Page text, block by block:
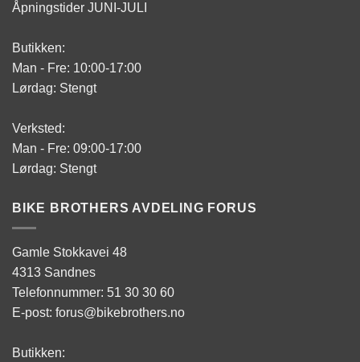
Åpningstider JUNI-JULI
Butikken:
Man - Fre: 10:00-17:00
Lørdag: Stengt
Verksted:
Man - Fre: 09:00-17:00
Lørdag: Stengt
BIKE BROTHERS AVDELING FORUS
Gamle Stokkavei 48
4313 Sandnes
Telefonnummer: 51 30 30 60
E-post: forus@bikebrothers.no
Butikken: